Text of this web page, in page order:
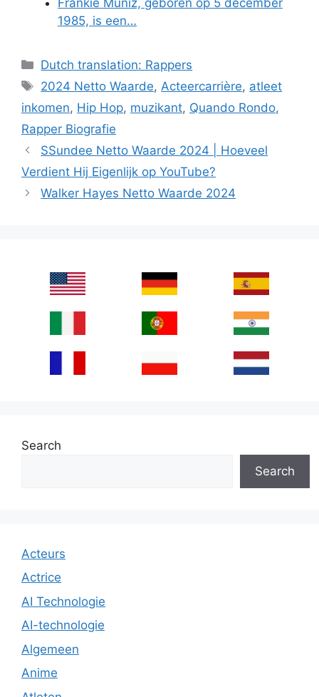
1985, is een…
Categories
Dutch translation: Rappers
Tags
2024 Netto Waarde, Acteercarrière, atleet
inkomen, Hip Hop, muzikant, Quando Rondo,
Rapper Biografie
SSundee Netto Waarde 2024 | Hoeveel
Verdient Hij Eigenlijk op YouTube?
Walker Hayes Netto Waarde 2024
Search
Search
Acteurs
Actrice
AI Technologie
AI-technologie
Algemeen
Anime